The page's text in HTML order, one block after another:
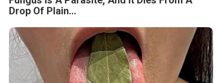
Drop Of Plain...